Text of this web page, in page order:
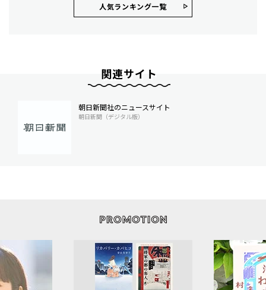
人気ランキング⼀覧
関連サイト
朝日新聞社のニュースサイト
朝日新聞（デジタル版）